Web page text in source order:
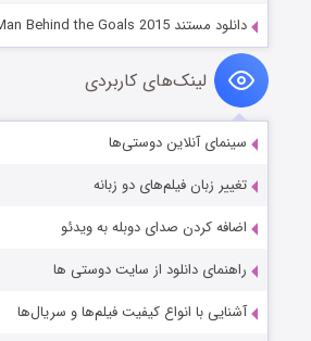
دانلود مستند Rooney: The Man Behind the Goals 2015
لینک‌های کاربردی
سینمای آنلاین دوستی‌ها
تغییر زبان فیلم‌های دو زبانه
اضافه کردن صدای دوبله به ویدئو
راهنمای دانلود از سایت دوستی ها
آشنایی با انواع کیفیت فیلم‌ها و سریال‌ها